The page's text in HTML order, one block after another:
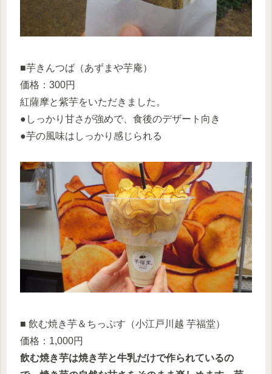
■芋きんつば（あずまや芋庵）
価格：300円
紅薩摩と紫芋をいただきました。
●しっかり甘さが強めで、食後のデザート向き
●芋の風味はしっかり感じられる
■ 飲む焼き芋＆ちっぷす（小江戸川越 芋福堂）
価格：1,000円
飲む焼き芋は焼き芋と牛乳だけで作られているの